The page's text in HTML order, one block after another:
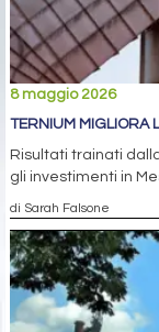
8 maggio 2026
TERNIUM MIGLIORA
Risultati trainati
gli investimenti in
di Sarah Falsone